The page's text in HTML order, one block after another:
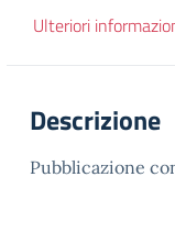
Ulteriori
Descrizione
Pubblicazione